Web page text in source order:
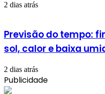
2 dias atrás
Previsão do tempo:
sol, calor e baixa
2 dias atrás
Publicidade